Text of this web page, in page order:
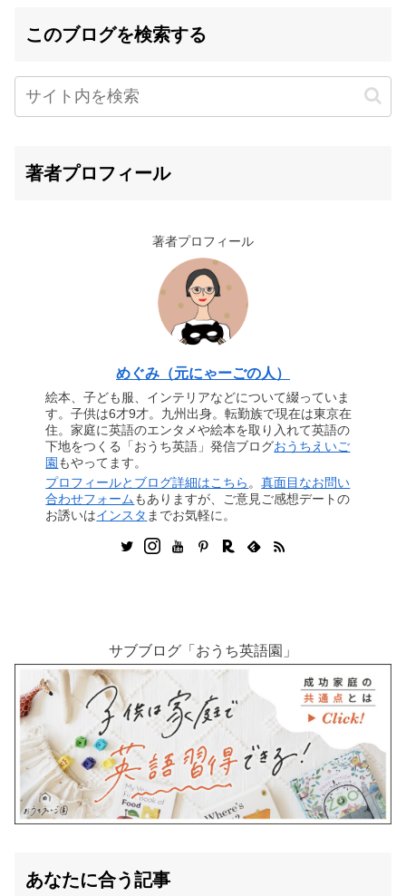
このブログを検索する
著者プロフィール
著者プロフィール
めぐみ（元にゃーごの人）
絵本、子ども服、インテリアなどについて綴っていま
す。子供は6才9才。九州出身。転勤族で現在は東京在
住。家庭に英語のエンタメや絵本を取り入れて英語の
下地をつくる「おうち英語」発信ブログおうちえいご
園もやってます。
プロフィールとブログ詳細はこちら 。真面目なお問い
合わせフォームもありますが、ご意見ご感想デートの
お誘いはインスタ までお気軽に。
サブブログ「おうち英語園」
あなたに合う記事